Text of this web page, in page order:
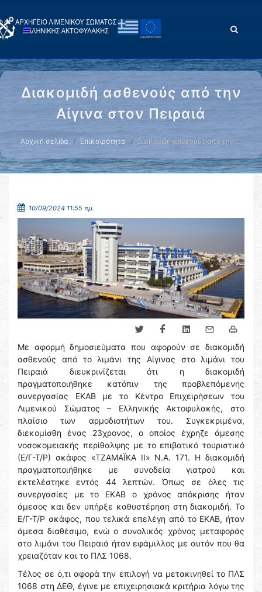
Διακομιδή ασθενούς από την
Αίγινα στον Πειραιά
Αρχική σελίδα Επικαιρότητα Διακομιδή ασθενούς από την …
10/09/2024 11:55 πμ.
Με αφορμή δημοσιεύματα που αφορούν σε διακομιδή
ασθενούς από το λιμάνι της Αίγινας στο λιμάνι του
Πειραιά διευκρινίζεται ότι η διακομιδή
πραγματοποιήθηκε κατόπιν της προβλεπόμενης
συνεργασίας ΕΚΑΒ με το Κέντρο Επιχειρήσεων του
Λιμενικού Σώματος – Ελληνικής Ακτοφυλακής, στο
πλαίσιο των αρμοδιοτήτων του. Συγκεκριμένα,
διεκομίσθη ένας 23χρονος, ο οποίος έχρηζε άμεσης
νοσοκομειακής περίθαλψης με το επιβατικό τουριστικό
(Ε/Γ-Τ/Ρ) σκάφος «ΤΖΑΜΑΪΚΑ ΙΙ» Ν.Α. 171. Η διακομιδή
πραγματοποιήθηκε με συνοδεία γιατρού και
εκτελέστηκε εντός 44 λεπτών. Όπως σε όλες τις
συνεργασίες με το ΕΚΑΒ ο χρόνος απόκρισης ήταν
άμεσος και δεν υπήρξε καθυστέρηση στη διακομιδή. Το
Ε/Γ-Τ/Ρ σκάφος, που τελικά επελέγη από το ΕΚΑΒ, ήταν
άμεσα διαθέσιμο, ενώ ο συνολικός χρόνος μεταφοράς
στο λιμάνι του Πειραιά ήταν εφάμιλλος με αυτόν που θα
χρειαζόταν και το ΠΛΣ 1068.
Τέλος σε ό,τι αφορά την επιλογή να μετακινηθεί το ΠΛΣ
1068 στη ΔΕΘ, έγινε με επιχειρησιακά κριτήρια λόγω της